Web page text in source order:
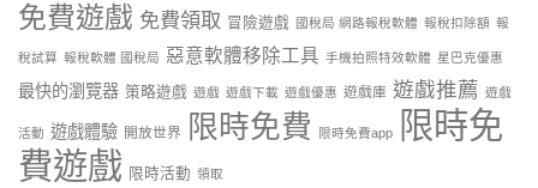
免費遊戲 免費領取 冒險遊戲 國稅局 網路報稅軟體 報稅扣除額 報
稅試算 報稅軟體 國稅局 惡意軟體移除工具 手機拍照特效軟體 星巴克優惠
最快的瀏覽器 策略遊戲 遊戲 遊戲下載 遊戲優惠 遊戲庫 遊戲推薦 遊戲
活動 遊戲體驗 開放世界 限時免費 限時免費app
限時免
費遊戲 限時活動 領取